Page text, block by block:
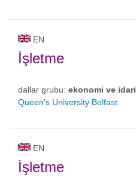
EN
İşletme
dallar grubu: ekonomi ve idari
Queen's University Belfast
EN
İşletme